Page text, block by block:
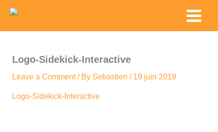
content
Main
Menu
Logo-Sidekick-Interactive
Leave a Comment / By Sebastien / 19 juin 2019
Logo-Sidekick-Interactive